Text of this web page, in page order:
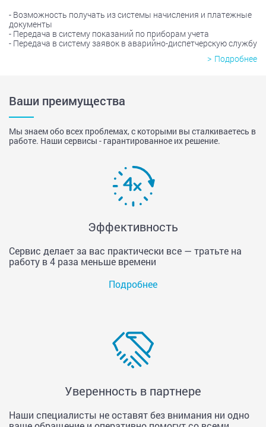
Возможность получать из системы начисления и платежные
документы
Передача в систему показаний по приборам учета
Передача в систему заявок в аварийно-диспетчерскую службу
Подробнее
Ваши преимущества
Мы знаем обо всех проблемах, с которыми вы сталкиваетесь в
работе. Наши сервисы - гарантированное их решение.
Эффективность
Сервис делает за вас практически все — тратьте на
работу в 4 раза меньше времени
Подробнее
Уверенность в партнере
Наши специалисты не оставят без внимания ни одно